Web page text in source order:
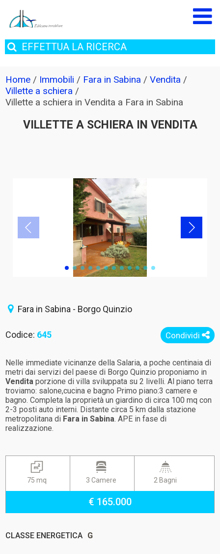
EFFETTUA LA RICERCA
Home / Immobili / Fara in Sabina /Vendita /
Villette a schiera /
Villette a schiera in Vendita a Fara in Sabina
VILLETTE A SCHIERA IN VENDITA
Fara in Sabina - Borgo Quinzio
Condividi
Codice: 645
Nelle immediate vicinanze della Salaria, a poche centinaia di
metri dai servizi del paese di Borgo Quinzio proponiamo in
Vendita porzione di villa sviluppata su 2 livelli. Al piano terra
troviamo: salone,cucina e bagno Primo piano:3 camere e
bagno. Completa la proprietà un giardino di circa 100 mq con
2-3 posti auto interni. Distante circa 5 km dalla stazione
metropolitana di Fara in Sabina. APE in fase di
realizzazione.
75 mq 3 Camere 2 Bagni
€ 165.000
CLASSE ENERGETICA G